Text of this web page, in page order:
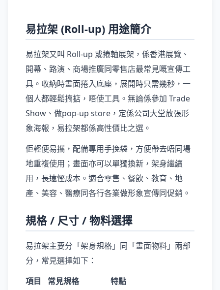
易拉架 (Roll-up) 用途簡介
易拉架又叫 Roll-up 或捲軸展架，係香港展覽、
開幕、路演、商場推廣同零售店最常見嘅宣傳工
具。收納時畫面捲入底座，展開時只需幾秒，一
個人都輕鬆搞掂，唔使工具。無論係參加 Trade
Show、做pop-up store，定係公司大堂放張形
象海報，易拉架都係高性價比之選。
佢輕便易攜，配備專用手挽袋，方便帶去唔同場
地重複使用；畫面亦可以單獨換新，架身繼續
用，長遠慳成本。適合零售、餐飲、教育、地
產、美容、醫療同各行各業做形象宣傳同促銷。
規格 / 尺寸 / 物料選擇
易拉架主要分「架身規格」同「畫面物料」兩部
分，常見選擇如下：
項目
常見規格
特點